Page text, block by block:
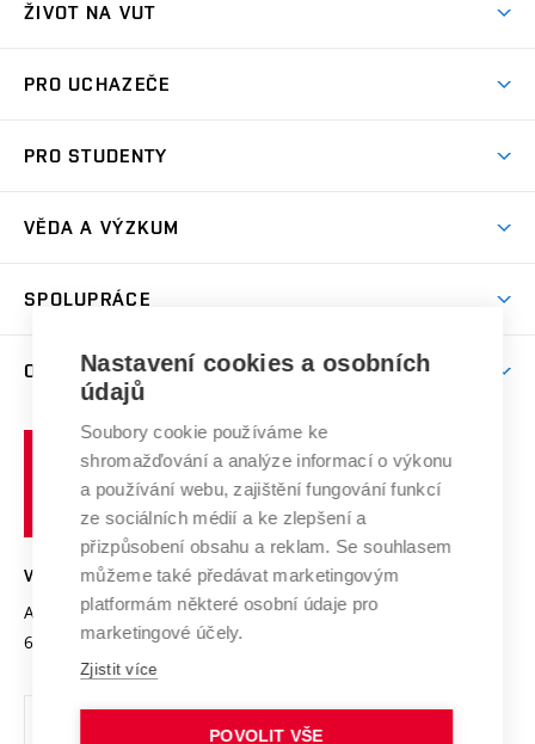
ŽIVOT NA VUT
Koleje
Sport na VUT
PRO UCHAZEČE
Dny otevřených dveří
Celoživotní vzdělávání
E-přihláška
PRO STUDENTY
Harmonogram akademického roku
Závěrečné práce
Doktorské studium
Zpracování osobních údajů studentů
Sociální bezpečí
Studium bez bariér
Podpora podnikání
VĚDA A VÝZKUM
Mezinárodní vědecká rada
Systém zajišťování kvality výzkumu
Výzkumné infrastruktury
Transfer znalostí
Open Science
Projekty
Projekty ze strukturálních fondů
Specifický výzkum
SPOLUPRÁCE
Firemní spolupráce
Zahraniční spolupráce
Spolupráce se školami
Mezinárodní dohody
Univerzitní sítě
O UNIVERZITĚ
Profil univerzity
Udržitelná univerzita
Podnikavá univerzita / ContriBUTe
Bezpečná univerzita
Vyznamenání
Organizační struktura
Ochrana osobních údajů
učení
technické
Brně
VYSOKÉ UČENÍ TECHNICKÉ V BRNĚ
Antonínská 548/1
602 00 Brno
www.vut.cz
vut@vutbr.cz
Nastavení cookies a osobních
údajů
Soubory cookie používáme ke
shromažďování a analýze informací o výkonu
a používání webu, zajištění fungování funkcí
ze sociálních médií a ke zlepšení a
přizpůsobení obsahu a reklam. Se souhlasem
můžeme také předávat marketingovým
platformám některé osobní údaje pro
marketingové účely.
Zjistit více
POVOLIT VŠE